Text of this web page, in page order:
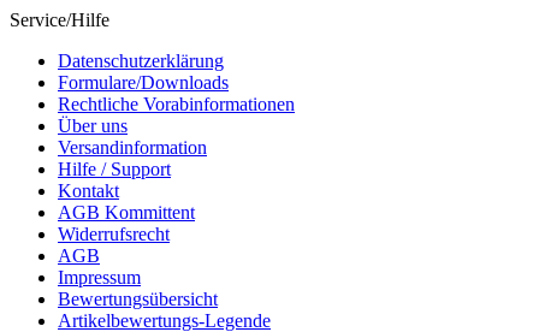
Service/Hilfe
Datenschutzerklärung
Formulare/Downloads
Rechtliche Vorabinformationen
Über uns
Versandinformation
Hilfe / Support
Kontakt
AGB Kommittent
Widerrufsrecht
AGB
Impressum
Bewertungsübersicht
Artikelbewertungs-Legende